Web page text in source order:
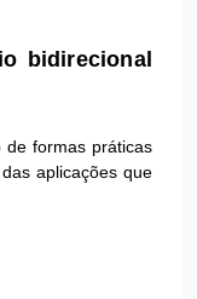
bidirecional
de formas práticas
aplicações que